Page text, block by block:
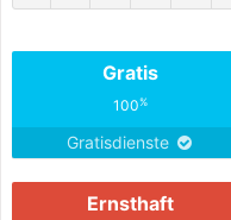
Gratis
100%
Gratisdienste
Ernsthaft